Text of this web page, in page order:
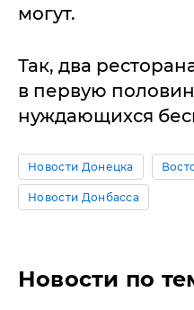
могут.
Так, два
в первую
нуждающихся
Новости Донецка
Новости Донбасса
Новости по